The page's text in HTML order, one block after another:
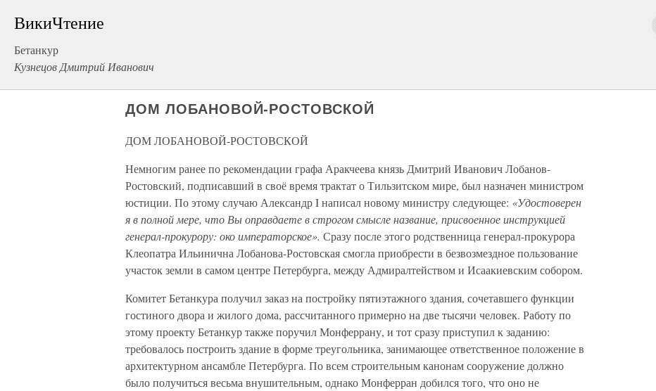
ВикиЧтение
Бетанкур
Кузнецов Дмитрий Иванович
ДОМ ЛОБАНОВОЙ-РОСТОВСКОЙ
ДОМ ЛОБАНОВОЙ-РОСТОВСКОЙ
Немногим ранее по рекомендации графа Аракчеева князь Дмитрий Иванович Лобанов-
Ростовский, подписавший в своё время трактат о Тильзитском мире, был назначен министром
юстиции. По этому случаю Александр I написал новому министру следующее: «Удостоверен
я в полной мере, что Вы оправдаете в строгом смысле название, присвоенное инструкцией
генерал-прокурору: око императорское». Сразу после этого родственница генерал-прокурора
Клеопатра Ильинична Лобанова-Ростовская смогла приобрести в безвозмездное пользование
участок земли в самом центре Петербурга, между Адмиралтейством и Исаакиевским собором.
Комитет Бетанкура получил заказ на постройку пятиэтажного здания, сочетавшего функции
гостиного двора и жилого дома, рассчитанного примерно на две тысячи человек. Работу по
этому проекту Бетанкур также поручил Монферрану, и тот сразу приступил к заданию:
требовалось построить здание в форме треугольника, занимающее ответственное положение в
архитектурном ансамбле Петербурга. По всем строительным канонам сооружение должно
было получиться весьма внушительным, однако Монферран добился того, что оно не